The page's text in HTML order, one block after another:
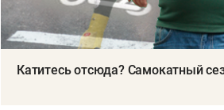
Катитесь отсюда? Самокатный